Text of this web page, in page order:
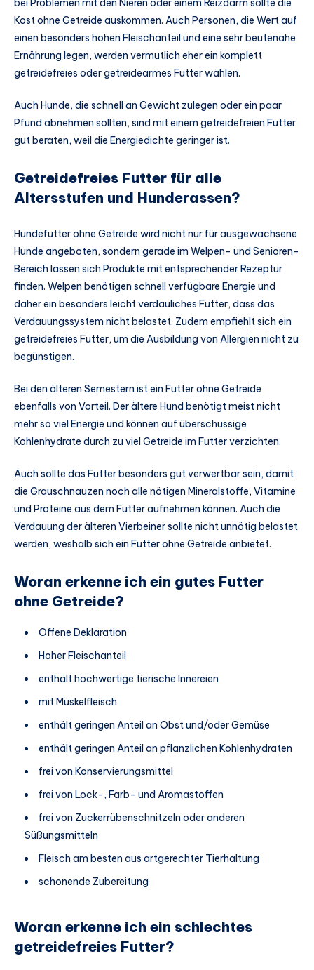
bei Problemen mit den Nieren oder einem Reizdarm sollte die
Kost ohne Getreide auskommen. Auch Personen, die Wert auf
einen besonders hohen Fleischanteil und eine sehr beutenahe
Ernährung legen, werden vermutlich eher ein komplett
getreidefreies oder getreidearmes Futter wählen.
Auch Hunde, die schnell an Gewicht zulegen oder ein paar
Pfund abnehmen sollten, sind mit einem getreidefreien Futter
gut beraten, weil die Energiedichte geringer ist.
Getreidefreies Futter für alle
Altersstufen und Hunderassen?
Hundefutter ohne Getreide wird nicht nur für ausgewachsene
Hunde angeboten, sondern gerade im Welpen- und Senioren-
Bereich lassen sich Produkte mit entsprechender Rezeptur
finden. Welpen benötigen schnell verfügbare Energie und
daher ein besonders leicht verdauliches Futter, dass das
Verdauungssystem nicht belastet. Zudem empfiehlt sich ein
getreidefreies Futter, um die Ausbildung von Allergien nicht zu
begünstigen.
Bei den älteren Semestern ist ein Futter ohne Getreide
ebenfalls von Vorteil. Der ältere Hund benötigt meist nicht
mehr so viel Energie und können auf überschüssige
Kohlenhydrate durch zu viel Getreide im Futter verzichten.
Auch sollte das Futter besonders gut verwertbar sein, damit
die Grauschnauzen noch alle nötigen Mineralstoffe, Vitamine
und Proteine aus dem Futter aufnehmen können. Auch die
Verdauung der älteren Vierbeiner sollte nicht unnötig belastet
werden, weshalb sich ein Futter ohne Getreide anbietet.
Woran erkenne ich ein gutes Futter
ohne Getreide?
Offene Deklaration
Hoher Fleischanteil
enthält hochwertige tierische Innereien
mit Muskelfleisch
enthält geringen Anteil an Obst und/oder Gemüse
enthält geringen Anteil an pflanzlichen Kohlenhydraten
frei von Konservierungsmittel
frei von Lock-, Farb- und Aromastoffen
frei von Zuckerrübenschnitzeln oder anderen
Süßungsmitteln
Fleisch am besten aus artgerechter Tierhaltung
schonende Zubereitung
Woran erkenne ich ein schlechtes
getreidefreies Futter?